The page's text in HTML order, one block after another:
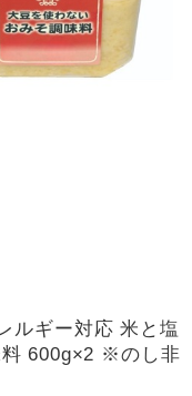
ルギー対応 米と塩
料 600g×2 ※のし非